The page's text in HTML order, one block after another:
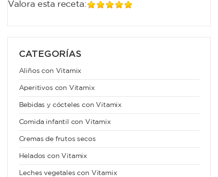
Valora esta receta:
CATEGORÍAS
Aliños con Vitamix
Aperitivos con Vitamix
Bebidas y cócteles con Vitamix
Comida infantil con Vitamix
Cremas de frutos secos
Helados con Vitamix
Leches vegetales con Vitamix